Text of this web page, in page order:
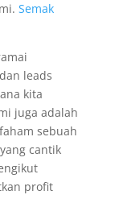
Semak
leads
kita
juga adalah
sebuah
cantik
profit